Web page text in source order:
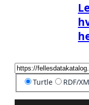
Turtle RDF/